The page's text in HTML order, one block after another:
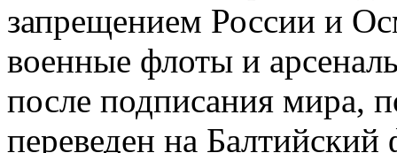
запрещением России и
военные флоты и
после подписания мира,
переведен на